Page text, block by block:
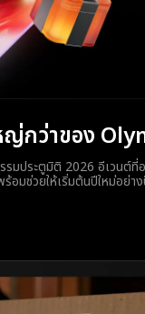
ญ่กว่าของ
มประตูมิติ 2026 อีเวนต์ที่
อมช่วยให้เริ่มต้นปีใหม่อย่า